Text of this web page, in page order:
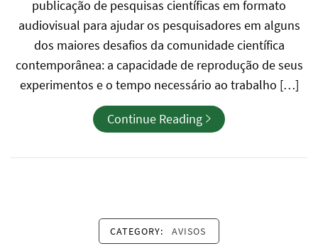
publicação de pesquisas científicas em formato
audiovisual para ajudar os pesquisadores em alguns
dos maiores desafios da comunidade científica
contemporânea: a capacidade de reprodução de seus
experimentos e o tempo necessário ao trabalho […]
Continue Reading
CATEGORY: AVISOS